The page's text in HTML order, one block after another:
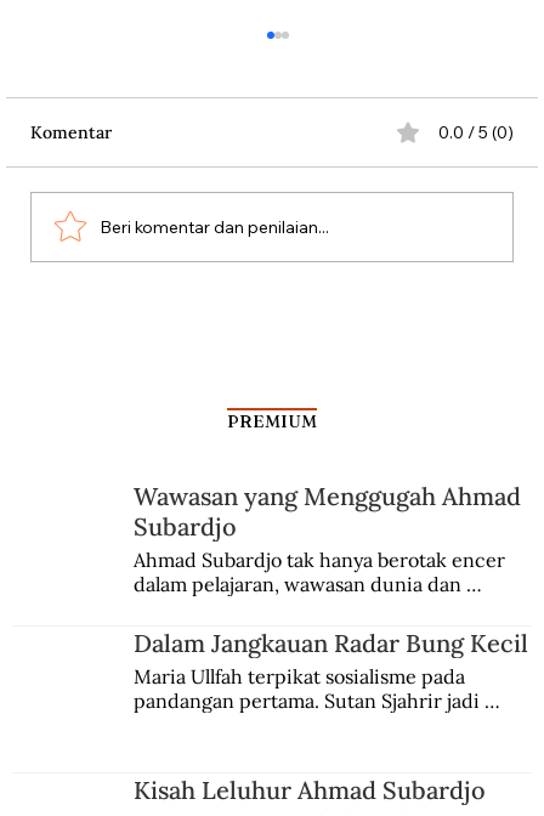
Komentar 0.0 / 5 (0)
Beri komentar dan penilaian...
PREMIUM
Wawasan yang Menggugah Ahmad
Subardjo
Ahmad Subardjo tak hanya berotak encer
dalam pelajaran, wawasan dunia dan
Jules Verne, Multatuli, hingga Sun Yat-sen.
Dalam Jangkauan Radar Bung Kecil
Maria Ullfah terpikat sosialisme pada
pandangan pertama. Sutan Sjahrir jadi
Kisah Leluhur Ahmad Subardjo